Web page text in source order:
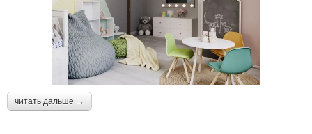
читать дальше →